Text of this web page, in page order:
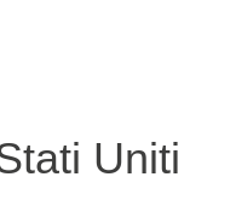
Uniti